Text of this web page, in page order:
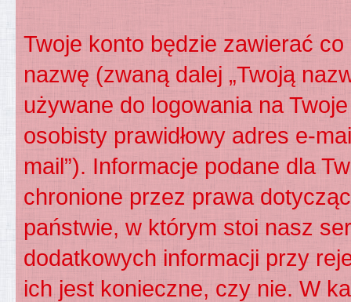
Twoje konto będzie zawierać
nazwę (zwaną dalej „Twoją
używane do logowania na
osobisty prawidłowy adres e-
mail”). Informacje podane dla
chronione przez prawa
państwie, w którym stoi nasz
dodatkowych informacji przy
ich jest konieczne, czy nie. W